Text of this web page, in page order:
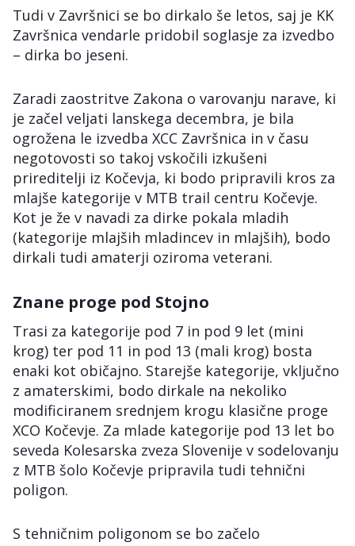
Tudi v Završnici se bo dirkalo še letos, saj je KK
Završnica vendarle pridobil soglasje za izvedbo
– dirka bo jeseni.
Zaradi zaostritve Zakona o varovanju narave, ki
je začel veljati lanskega decembra, je bila
ogrožena le izvedba XCC Završnica in v času
negotovosti so takoj vskočili izkušeni
prireditelji iz Kočevja, ki bodo pripravili kros za
mlajše kategorije v MTB trail centru Kočevje.
Kot je že v navadi za dirke pokala mladih
(kategorije mlajših mladincev in mlajših), bodo
dirkali tudi amaterji oziroma veterani.
Znane proge pod Stojno
Trasi za kategorije pod 7 in pod 9 let (mini
krog) ter pod 11 in pod 13 (mali krog) bosta
enaki kot običajno. Starejše kategorije, vključno
z amaterskimi, bodo dirkale na nekoliko
modificiranem srednjem krogu klasične proge
XCO Kočevje. Za mlade kategorije pod 13 let bo
seveda Kolesarska zveza Slovenije v sodelovanju
z MTB šolo Kočevje pripravila tudi tehnični
poligon.
S tehničnim poligonom se bo začelo